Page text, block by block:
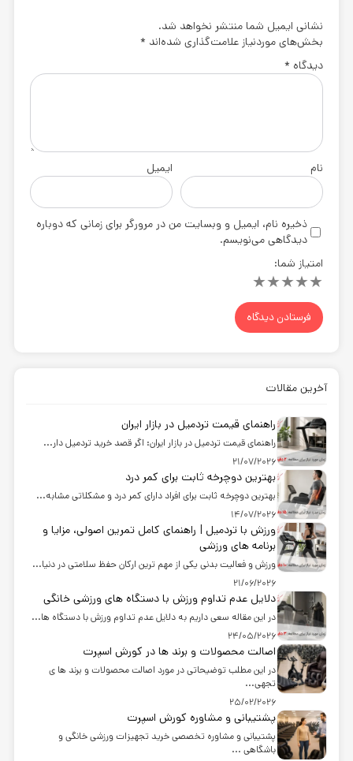
نشانی ایمیل شما منتشر نخواهد شد.
بخش‌های موردنیاز علامت‌گذاری شده‌اند *
دیدگاه *
نام ایمیل
ذخیره نام، ایمیل و وبسایت من در مرورگر برای زمانی که دوباره
دیدگاهی می‌نویسم.
امتیاز شما:
★
★
★
★
★
آخرین مقالات
راهنمای قیمت تردمیل در بازار ایران
راهنمای قیمت تردمیل در بازار ایران: اگر قصد خرید تردمیل دار...
21/07/2026
بهترین دوچرخه ثابت برای کمر درد
بهترین دوچرخه ثابت برای افراد دارای کمر درد و مشکلاتی مشابه...
14/07/2026
ورزش با تردمیل | راهنمای کامل تمرین اصولی، مزایا و
برنامه های ورزشی
ورزش و فعالیت بدنی یکی از مهم ترین ارکان حفظ سلامتی در دنیا...
21/06/2026
دلایل عدم تداوم ورزش با دستگاه های ورزشی خانگی
در این مقاله سعی داریم به دلایل عدم تداوم ورزش با دستگاه ها...
24/05/2026
اصالت محصولات و برند ها در کورش اسپرت
در این مطلب توضیحاتی در مورد اصالت محصولات و برند ها ی
تجهی...
25/02/2026
پشتیبانی و مشاوره کورش اسپرت
پشتیبانی و مشاوره تخصصی خرید تجهیزات ورزشی خانگی و
باشگاهی ...